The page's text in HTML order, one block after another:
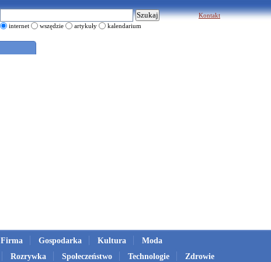
internet wszędzie artykuły kalendarium
Kontakt
Firma Gospodarka Kultura
Moda
Rozrywka Społeczeństwo Technologie Zdrowie